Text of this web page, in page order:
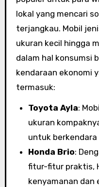
lokal yang mencari
terjangkau. Mobil
ukuran kecil hingga
dalam hal konsumsi
kendaraan ekonomi
termasuk:
Toyota Ayla:
ukuran
untuk
Honda Brio:
fitur-fitur praktis,
kenyamanan dan